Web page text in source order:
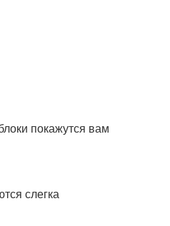
покажутся вам
слегка